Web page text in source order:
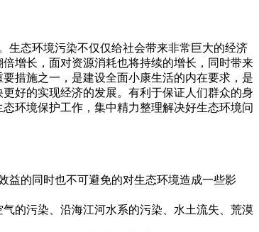
态环境污染不仅仅给社会带来非常巨大的经济
增长，面对资源消耗也将持续的增长，同时带来
措施之一，是建设全面小康生活的内在要求，是
好的实现经济的发展。有利于保证人们群众的身
环境保护工作，集中精力整理解决好生态环境问
的同时也不可避免的对生态环境造成一些影
的污染、沿海江河水系的污染、水土流失、荒漠